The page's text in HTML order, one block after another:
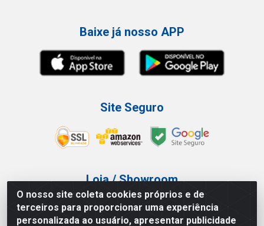
O nosso site coleta cookies próprios e de
terceiros para proporcionar uma experiência
personalizada ao usuário, apresentar publicidade
Baixe já nosso APP
Site Seguro
Loja / Showroom
Tel.: (11) 3227-0546
Av Vautier, 587/597 - Pari - São Paulo/SP